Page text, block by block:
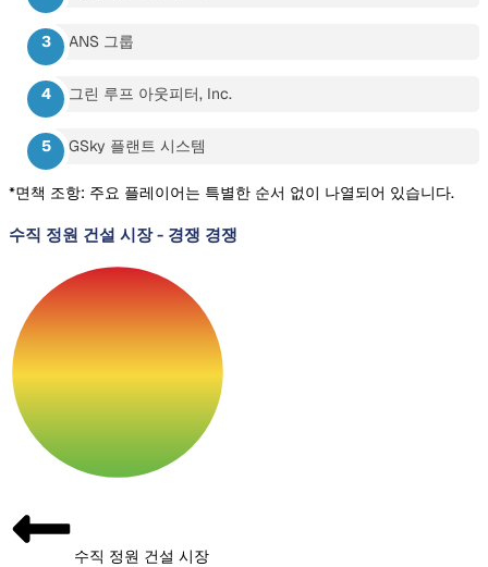
ANS 그룹
그린 루프 아웃피터, Inc.
GSky 플랜트 시스템
*면책 조항: 주요 플레이어는 특별한 순서 없이 나열되어 있습니다.
수직 정원 건설 시장- 경쟁 경쟁
수직 정원 건설 시장